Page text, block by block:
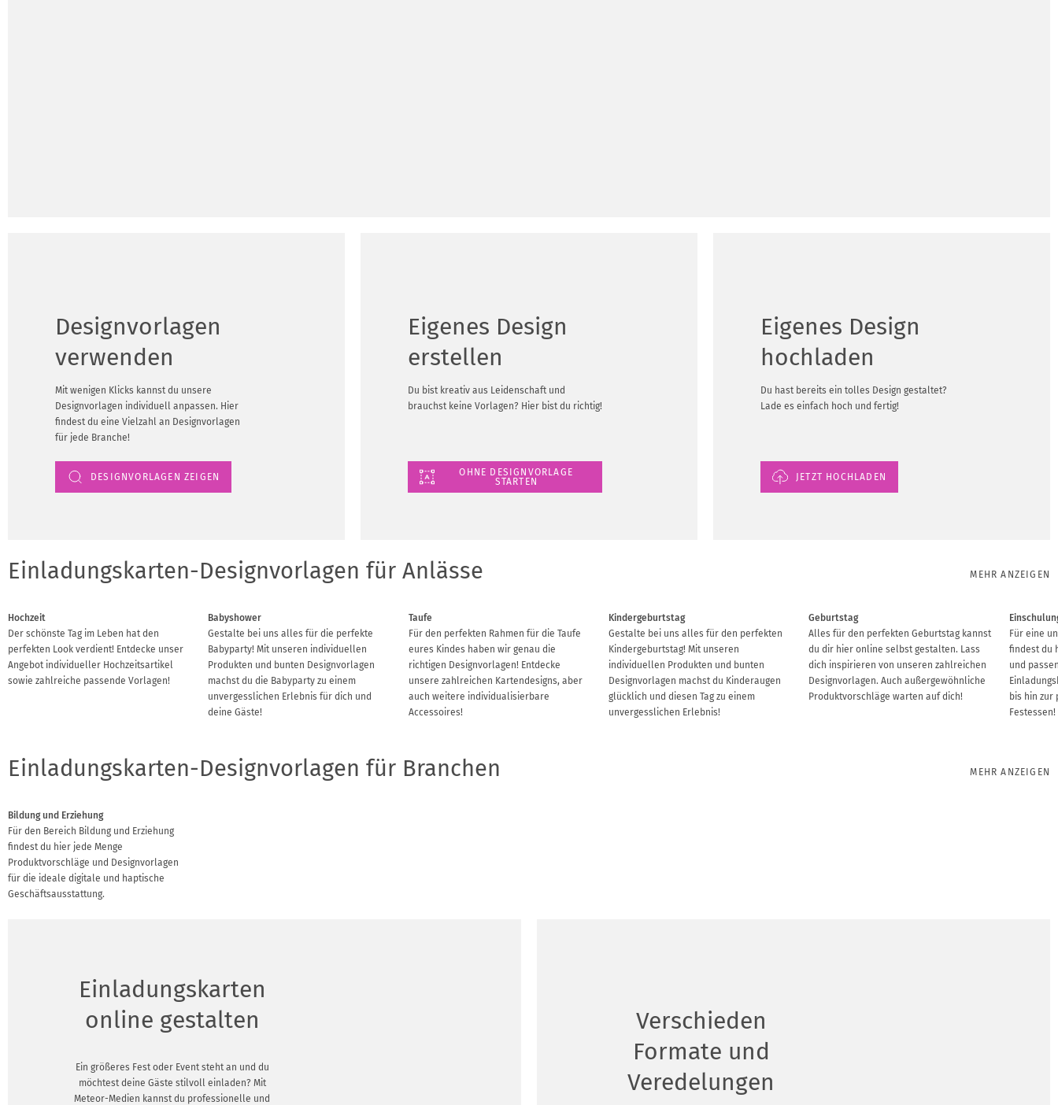
Designvorlagen
verwenden
Mit wenigen Klicks kannst du unsere
Designvorlagen individuell anpassen. Hier
findest du eine Vielzahl an Designvorlagen
für jede Branche!
DESIGNVORLAGEN ZEIGEN
Eigenes Design
erstellen
Du bist kreativ aus Leidenschaft und
brauchst keine Vorlagen? Hier bist du richtig!
OHNE DESIGNVORLAGE
STARTEN
Eigenes Design
hochladen
Du hast bereits ein tolles Design gestaltet?
Lade es einfach hoch und fertig!
JETZT HOCHLADEN
Einladungskarten-Designvorlagen für Anlässe MEHR ANZEIGEN
Hochzeit
Der schönste Tag im Leben hat den
perfekten Look verdient! Entdecke unser
Angebot individueller Hochzeitsartikel
sowie zahlreiche passende Vorlagen!
Babyshower
Gestalte bei uns alles für die perfekte
Babyparty! Mit unseren individuellen
Produkten und bunten Designvorlagen
machst du die Babyparty zu einem
unvergesslichen Erlebnis für dich und
deine Gäste!
Taufe
Für den perfekten Rahmen für die Taufe
eures Kindes haben wir genau die
richtigen Designvorlagen! Entdecke
unsere zahlreichen Kartendesigns, aber
auch weitere individualisierbare
Accessoires!
Kindergeburtstag
Gestalte bei uns alles für den perfekten
Kindergeburtstag! Mit unseren
individuellen Produkten und bunten
Designvorlagen machst du Kinderaugen
glücklich und diesen Tag zu einem
unvergesslichen Erlebnis!
Geburtstag
Alles für den perfekten Geburtstag kannst
du dir hier online selbst gestalten. Lass
dich inspirieren von unseren zahlreichen
Designvorlagen. Auch außergewöhnliche
Produktvorschläge warten auf dich!
Für eine
findest du
und
bis hin zur
Festessen!
Einladungskarten-Designvorlagen für Branchen MEHR ANZEIGEN
Bildung und Erziehung
Für den Bereich Bildung und Erziehung
findest du hier jede Menge
Produktvorschläge und Designvorlagen
für die ideale digitale und haptische
Geschäftsausstattung.
Einladungskarten
online gestalten
Ein größeres Fest oder Event steht an und du
möchtest deine Gäste stilvoll einladen? Mit
Meteor-Medien kannst du professionelle und
Verschieden
Formate und
Veredelungen